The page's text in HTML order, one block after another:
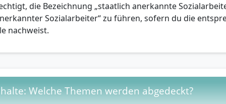
Voraussetzungen sind vorteilhaft?
Kommunikationsstärke und interkulturelle Offenheit
und Verantwortungsbewusstsein – vor allem in der
die Bezeichnung „staatlich anerkannte
Sozialarbeiter“ zu führen, sofern du die
nachweist.
Welche Themen werden abgedeckt?